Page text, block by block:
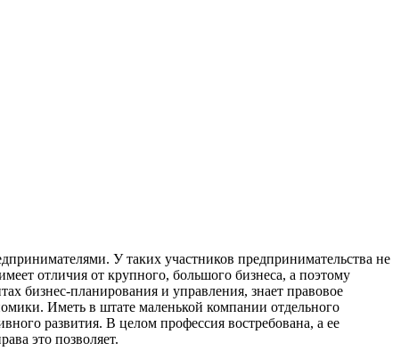
У таких участников предпринимательства не
отличия от крупного, большого бизнеса, а поэтому
бизнес-планирования и управления, знает правовое
Иметь в штате маленькой компании отдельного
развития. В целом профессия востребована, а ее
это позволяет.